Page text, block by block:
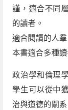
謹，適合不同
的讀者。
適合閱讀的人羣
本書適合多種讀
政治學和倫理
學生可以從中
治與道德的關系